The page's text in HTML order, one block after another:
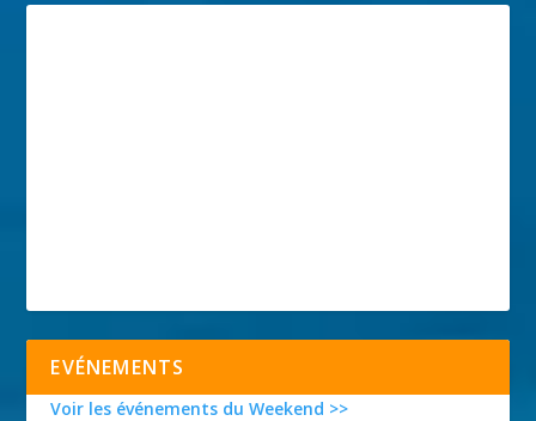
EVÉNEMENTS
Voir les événements du Weekend >>